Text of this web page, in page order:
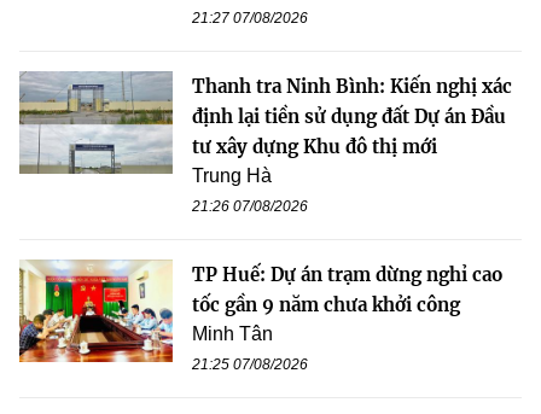
21:27 07/08/2026
Thanh tra Ninh Bình: Kiến nghị xác
định lại tiền sử dụng đất Dự án Đầu
tư xây dựng Khu đô thị mới
Trung Hà
21:26 07/08/2026
TP Huế: Dự án trạm dừng nghỉ cao
tốc gần 9 năm chưa khởi công
Minh Tân
21:25 07/08/2026